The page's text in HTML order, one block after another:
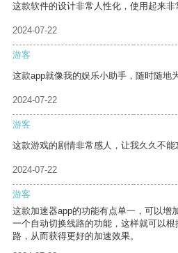
这款软件的设计非常人性化，使用起来非
2024-07-22
游客
这款app就像我的娱乐小助手，随时随地
2024-07-22
游客
这款游戏的剧情非常感人，让我久久不能
2024-07-22
游客
这款加速器app的功能有点单一，可以增
一个自动切换线路的功能，这样就可以
路，从而获得更好的加速效果。